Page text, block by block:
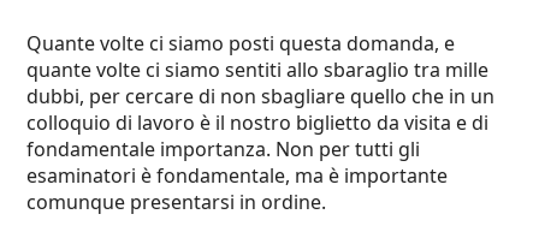
Quante volte ci siamo posti questa domanda, e
quante volte ci siamo sentiti allo sbaraglio tra mille
dubbi, per cercare di non sbagliare quello che in un
colloquio di lavoro è il nostro biglietto da visita e di
fondamentale importanza. Non per tutti gli
esaminatori è fondamentale, ma è importante
comunque presentarsi in ordine.